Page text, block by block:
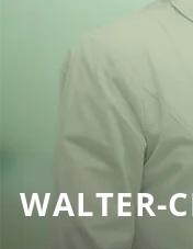
WALTER-